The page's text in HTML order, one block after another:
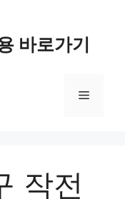
바로가기
메
작전